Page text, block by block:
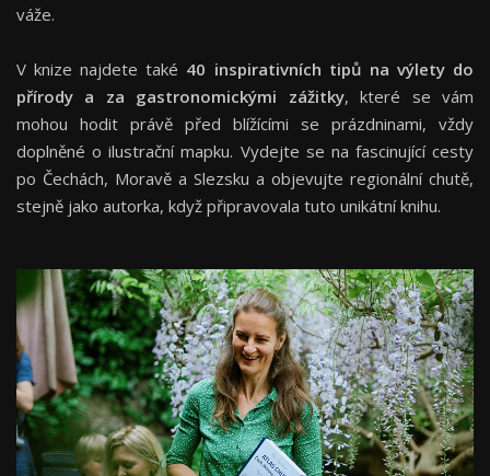
váže.
V knize najdete také 40 inspirativních tipů na výlety do
přírody a za gastronomickými zážitky, které se vám
mohou hodit právě před blížícími se prázdninami, vždy
doplněné o ilustrační mapku. Vydejte se na fascinující cesty
po Čechách, Moravě a Slezsku a objevujte regionální chutě,
stejně jako autorka, když připravovala tuto unikátní knihu.